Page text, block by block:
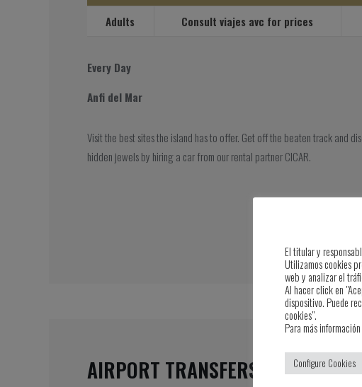
Adults Consult viajes avc for prices
Every Day
Anfi del Mar
Visit the best sites the island has to offer. Get off the beaten track and
hidden jewels by hiring a car from our rental partner CICAR.
AIRPORT TRANSFERS
El titular y
Utilizamos cookies
web y analizar el
Al hacer click en
dispositivo. Puede
cookies".
Para más
Configure Cookies